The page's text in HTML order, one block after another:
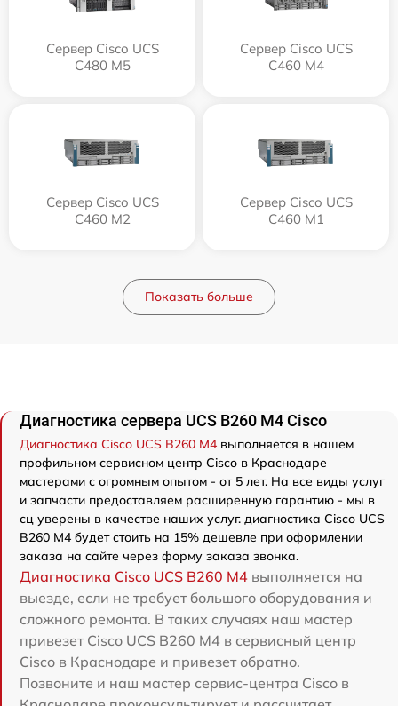
Сервер Cisco UCS
C480 M5
Сервер Cisco UCS
C460 M4
Сервер Cisco UCS
C460 M2
Сервер Cisco UCS
C460 M1
Показать больше
Диагностика сервера UCS B260 M4 Cisco
Диагностика Cisco UCS B260 M4 выполняется в нашем
профильном сервисном центр Cisco в Краснодаре
мастерами с огромным опытом - от 5 лет. На все виды услуг
и запчасти предоставляем расширенную гарантию - мы в
сц уверены в качестве наших услуг. диагностика Cisco UCS
B260 M4 будет стоить на 15% дешевле при оформлении
заказа на сайте через форму заказа звонка.
Диагностика Cisco UCS B260 M4 выполняется на
выезде, если не требует большого оборудования и
сложного ремонта. В таких случаях наш мастер
привезет Cisco UCS B260 M4 в сервисный центр
Cisco в Краснодаре и привезет обратно.
Позвоните и наш мастер сервис-центра Cisco в